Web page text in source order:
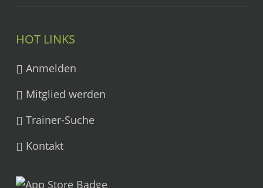
HOT LINKS
Anmelden
Mitglied werden
Trainer-Suche
Kontakt